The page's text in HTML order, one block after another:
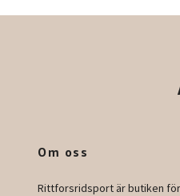
Om oss
Rittforsridsport är butiken